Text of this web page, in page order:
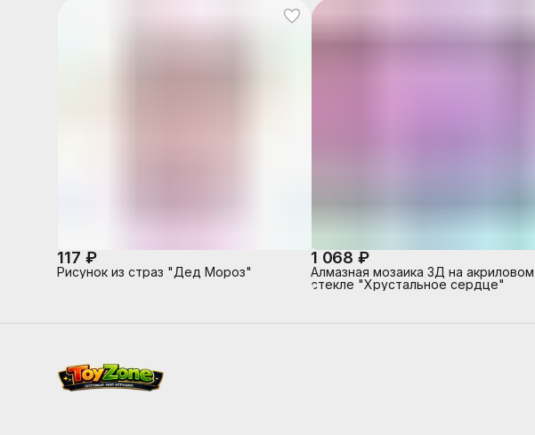
117 ₽
Рисунок из страз "Дед Мороз"
1 068 ₽
Алмазная мозаика 3Д на акриловом
стекле "Хрустальное сердце"